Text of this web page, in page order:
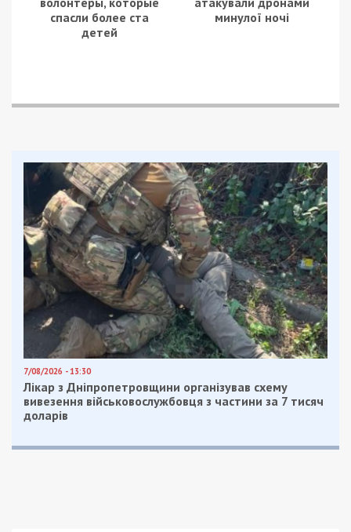
спасли более ста
детей
минулої ночі
7/08/2026 - 13:30
Лікар з Дніпропетровщини організував схему
вивезення військовослужбовця з частини за 7 тисяч
доларів